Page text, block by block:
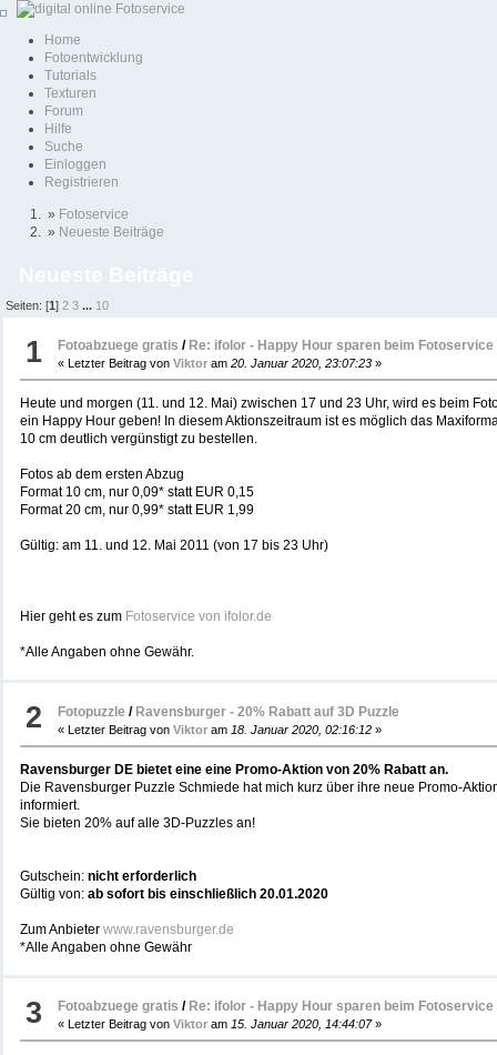
Home
Fotoentwicklung
Tutorials
Texturen
Forum
Hilfe
Suche
Einloggen
Registrieren
» Fotoservice
» Neueste Beiträge
Seiten: [1] 2 3 ... 10
1 Fotoabzuege gratis / Re: ifolor - Happy Hour sparen beim Fotoservice
« Letzter Beitrag vonViktor am 20. Januar 2020, 23:07:23 »
Heute und morgen (11. und 12. Mai) zwischen 17 und 23 Uhr, wird es beim
ein Happy Hour geben! In diesem Aktionszeitraum ist es möglich das
10 cm deutlich vergünstigt zu bestellen.
Fotos ab dem ersten Abzug
Format 10 cm, nur 0,09* statt EUR 0,15
Format 20 cm, nur 0,99* statt EUR 1,99
Gültig: am 11. und 12. Mai 2011 (von 17 bis 23 Uhr)
Hier geht es zum Fotoservice von ifolor.de
*Alle Angaben ohne Gewähr.
2 Fotopuzzle / Ravensburger - 20% Rabatt auf 3D Puzzle
« Letzter Beitrag vonViktor am 18. Januar 2020, 02:16:12 »
Ravensburger DE bietet eine eine Promo-Aktion von 20% Rabatt an.
Die Ravensburger Puzzle Schmiede hat mich kurz über ihre neue Promo-
informiert.
Sie bieten 20% auf alle 3D-Puzzles an!
Gutschein: nicht erforderlich
Gültig von: ab sofort bis einschließlich 20.01.2020
Zum Anbieter www.ravensburger.de
*Alle Angaben ohne Gewähr
3 Fotoabzuege gratis / Re: ifolor - Happy Hour sparen beim Fotoservice
« Letzter Beitrag vonViktor am 15. Januar 2020, 14:44:07»